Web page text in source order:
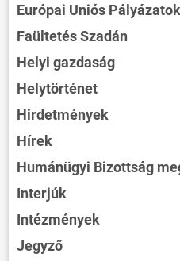
Európai Uniós Pályázatok
Faültetés Szadán
Helyi gazdaság
Helytörténet
Hirdetmények
Hírek
Humánügyi Bizottság
Interjúk
Intézmények
Jegyző